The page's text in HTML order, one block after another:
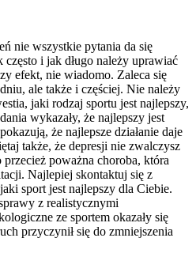
nie wszystkie pytania da się
i jak długo należy uprawiać
efekt, nie wiadomo. Zaleca się
ale także i częściej. Nie należy
jaki rodzaj sportu jest najlepszy,
wykazały, że najlepszy jest
że najlepsze działanie daje
także, że depresji nie zwalczysz
poważna choroba, która
Najlepiej skontaktuj się z
sport jest najlepszy dla Ciebie.
z realistycznymi
ze sportem okazały się
przyczynił się do zmniejszenia